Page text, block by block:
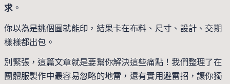
求。
你以為是挑個圖就能印，結果卡在布料、尺寸、設計、交期
樣樣都出包。
別緊張，這篇文章就是要幫你解決這些痛點！我們整理了在
團體服製作中最容易忽略的地雷，還有實用避雷招，讓你獨